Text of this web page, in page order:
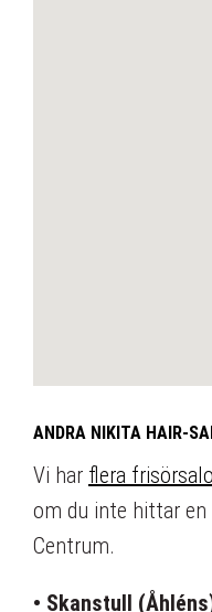
ANDRA NIKITA HAIR-
Vi har flera
om du inte hittar
Centrum.
• Skanstull